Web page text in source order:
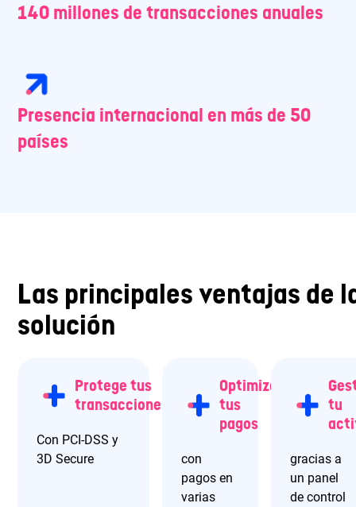
140 millones de transacciones anuales
Presencia internacional en más de 50
países
Las principales ventajas de
solución
Protege tus
transacciones
Con PCI-DSS y
3D Secure
Optimiza
tus
pagos
con
pagos en
varias
tu
gracias a
un panel
de control